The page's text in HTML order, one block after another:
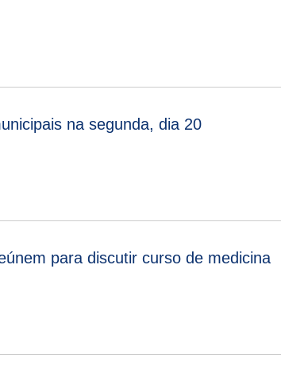
na segunda, dia 20
para discutir curso de medicina